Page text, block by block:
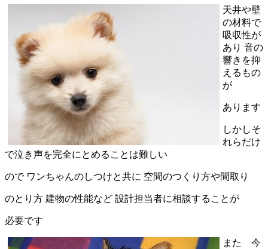
天井や壁
の材料で
吸収性が
あり 音の
響きを抑
えるもの
が
あります
しかしそ
れらだけ
で泣き声を完全にとめることは難しい
ので ワンちゃんのしつけと共に 空間のつくり方や間取り
のとり方 建物の性能など 設計担当者に相談することが
必要です
また 今